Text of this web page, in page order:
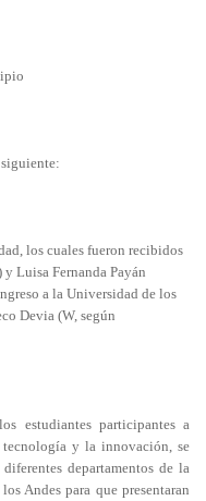
los cuales fueron recibidos
Luisa Fernanda Payán
a la Universidad de los
Devia (W, según
estudiantes participantes a
y la innovación, se
departamentos de la
Andes para que presentaran